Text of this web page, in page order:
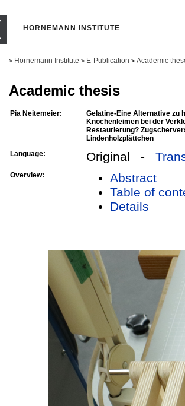
HORNEMANN INSTITUTE
> Hornemann Institute > E-Publication > Academic
Academic thesis
Pia Neitemeier:
Gelatine-Eine Alternative zu
Knochenleimen bei der
Restaurierung?
Lindenholzplättchen
Language:
Original -
Overview:
Abstract
Table of
Details